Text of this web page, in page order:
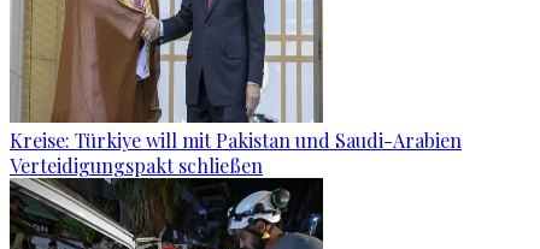
Kreise: Türkiye will mit Pakistan und Saudi-Arabien
Verteidigungspakt schließen